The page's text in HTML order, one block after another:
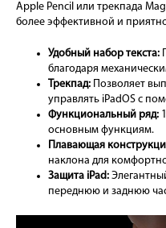
Apple Pencil или трекпада
более эффективной и
Удобный набор текста:
благодаря
Трекпад: Позволяет
управлять iPadOS с
Функциональный ряд:
основным функциям.
Плавающая
наклона для
Защита iPad:
переднюю и заднюю